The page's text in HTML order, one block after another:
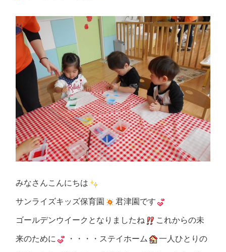
みなさんこんにちは
サンライズキッズ保育園 君津園です
ゴールデンウイークとなりましたね これからの未
来のために ・・・・ステイホーム 一人ひとりの